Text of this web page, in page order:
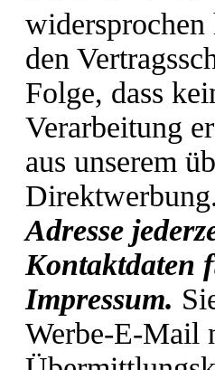
den
Folge, dass
Verarbeitung
aus unserem
Adresse
Kontaktdaten
Impressum.
Werbe-E-Mail